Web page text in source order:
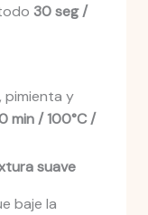
30 seg /
pimienta y
min / 100°C /
suave
baje la